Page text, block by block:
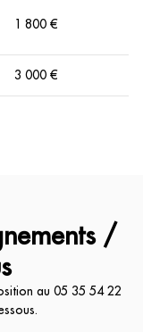
1 800 €
3 000 €
/
au 05 35 54 22